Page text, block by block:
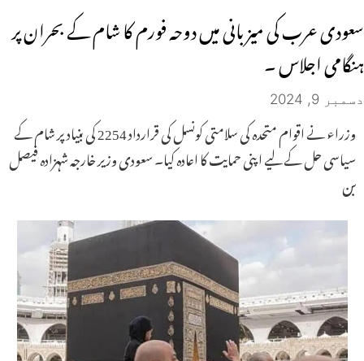
سعودی عرب کی میزبانی میں دوحہ فورم کا شام کے بحران پر
ہنگامی اجلاس ۔
دسمبر 9, 2024
وزراء نے اقوام متحدہ کی سلامتی کونسل کی قرارداد 2254 کی بنیاد پر شام کے
سیاسی حل کے لیے اپنی حمایت کا اعادہ کیا۔ سعودی وزیر خارجہ شہزادہ فیصل
بن